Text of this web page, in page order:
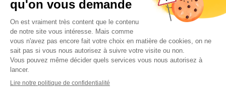
“ l’organisation et les
consignes sont
essentielles pour
enseigner l'EPS en toute